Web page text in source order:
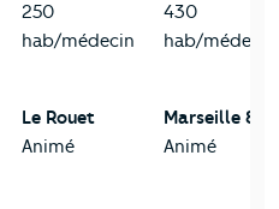
250
hab/médecin
430
hab/médecin
Le Rouet
Animé
Marseille 8
Animé